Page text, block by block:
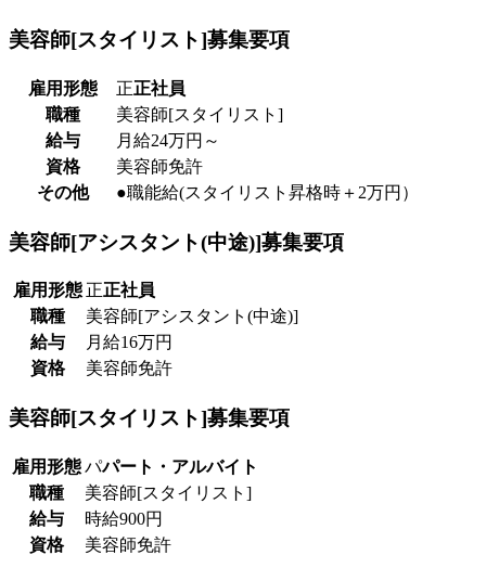
美容師[スタイリスト]募集要項
雇用形態 正正社員
職種
美容師[スタイリスト]
給与
月給24万円～
資格
美容師免許
その他
●職能給(スタイリスト昇格時＋2万円）
美容師[アシスタント(中途)]募集要項
雇用形態 正正社員
職種
美容師[アシスタント(中途)]
給与
月給16万円
資格
美容師免許
美容師[スタイリスト]募集要項
雇用形態パパート・アルバイト
職種
美容師[スタイリスト]
給与
時給900円
資格
美容師免許